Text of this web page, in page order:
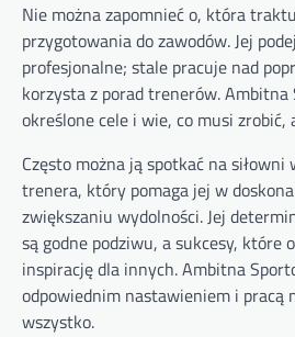
Nie można zapomnieć o, która
przygotowania do zawodów. Jej
profesjonalne; stale pracuje nad
korzysta z porad trenerów.
określone cele i wie, co musi zrobić,
Często można ją spotkać na
trenera, który pomaga jej w
zwiększaniu wydolności. Jej
są godne podziwu, a sukcesy, które
inspirację dla innych. Ambitna
odpowiednim nastawieniem i pracą
wszystko.